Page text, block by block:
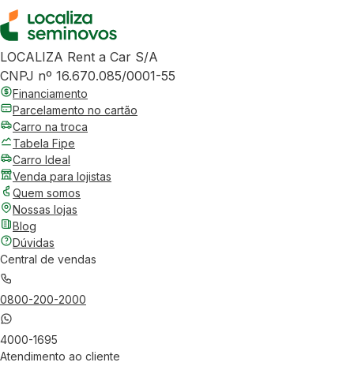
LOCALIZA Rent a Car S/A
CNPJ nº 16.670.085/0001-55
Financiamento
Parcelamento no cartão
Carro na troca
Tabela Fipe
Carro Ideal
Venda para lojistas
Quem somos
Nossas lojas
Blog
Dúvidas
Central de vendas
0800-200-2000
4000-1695
Atendimento ao cliente